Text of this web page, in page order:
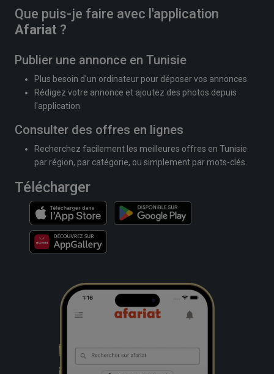
Que puis-je faire avec l'application
Afariat ?
Publier une annonce en Tunisie
Plus besoin d'un ordinateur pour déposer vos annonces
Rédigez votre annonce et ajoutez des photos depuis
l'application
Consulter des offres en lignes
Recherchez facilement les meilleures offres en Tunisie
par région, par catégorie, ou simplement par mots-clés.
Télécharger